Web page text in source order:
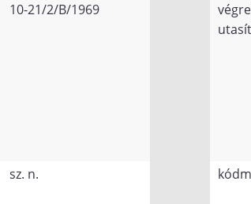
10-21/2/B/1969
sz. n.